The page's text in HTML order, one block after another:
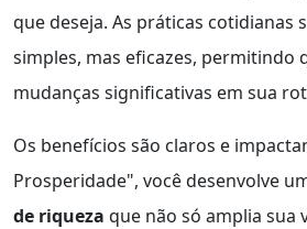
que deseja. As práticas cotidianas
simples, mas eficazes, permitindo
mudanças significativas em sua
Os benefícios são claros e
Prosperidade", você desenvolve
de riqueza que não só amplia sua